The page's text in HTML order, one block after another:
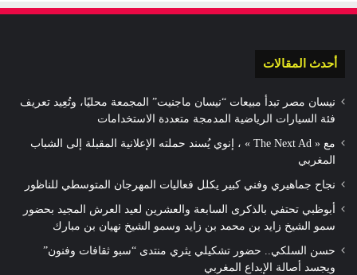
أحدث المقالات
نيسان مصر تبدأ مبيعات “نيسان ماجنيت” المجمعة محليًا، وتُعِيد تعريف
فئة السيارات الرياضية المدمجة متعددة الاستخدامات
مع « The Next Ad » ، إنوي يُسند حملته الإعلانية المقبلة إلى الشباب
المغربي
نجاح جماهيري وفني كبير يكلل فعاليات المهرجان المتوسطي للناظور
أبوظبي تحتفي بالذكرى السابعة والعشرين لعيد العرش المجيد بحضور
سمو الشيخ زايد بن محمد بن زايد وسمو الشيخ نهيان بن مبارك
حسن السلكي.. حضور تشكيلي يثري منتدى “سبو ثقافات وفنون”
ويجسد أصالة الإبداع المغربي